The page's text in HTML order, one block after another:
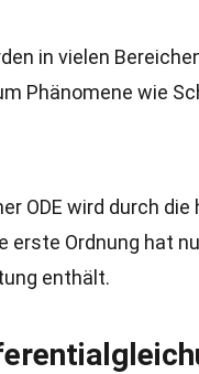
in vielen
Phänomene wie
ODE wird durch
erste Ordnung hat
enthält.